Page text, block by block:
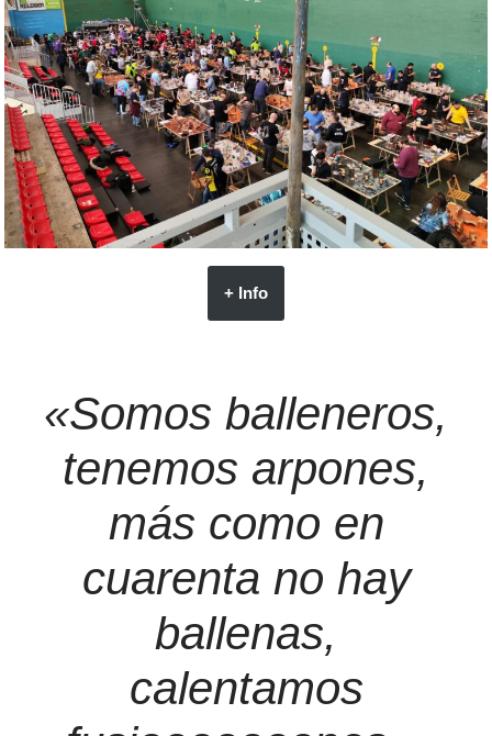
+ Info
«Somos balleneros,
tenemos arpones,
más como en
cuarenta no hay
ballenas,
calentamos